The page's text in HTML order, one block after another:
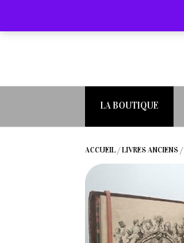
LA BOUTIQUE
ACCUEIL /LIVRES ANCIENS /